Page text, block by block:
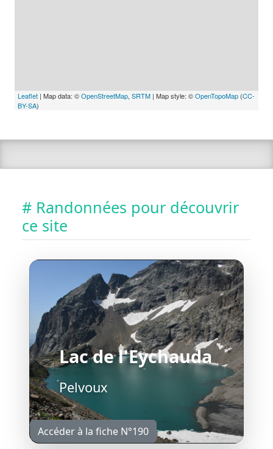
Leaflet | Map data: ©OpenStreetMap, SRTM | Map style: ©OpenTopoMap (CC-
BY-SA)
# Randonnées pour découvrir
ce site
Lac de l'Eychauda
Pelvoux
Accéder à la fiche N°190